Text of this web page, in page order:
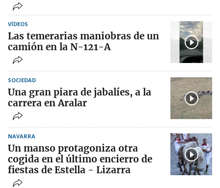
VÍDEOS
Las temerarias maniobras de un
camión en la N-121-A
SOCIEDAD
Una gran piara de jabalíes, a la
carrera en Aralar
NAVARRA
Un manso protagoniza otra
cogida en el último encierro de
fiestas de Estella - Lizarra